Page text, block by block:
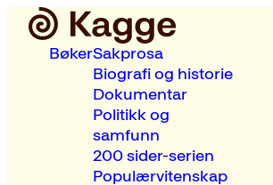
BøkerSakprosa
Biografi og historie
Dokumentar
Politikk og
samfunn
200 sider-serien
Populærvitenskap